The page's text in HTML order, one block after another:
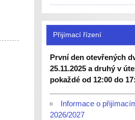
Přijímací řízení
První den otevřených
25.11.2025 a druhý v
pokaždé od 12:00 do
Informace o
2026/2027